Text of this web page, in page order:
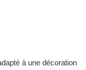
à une décoration